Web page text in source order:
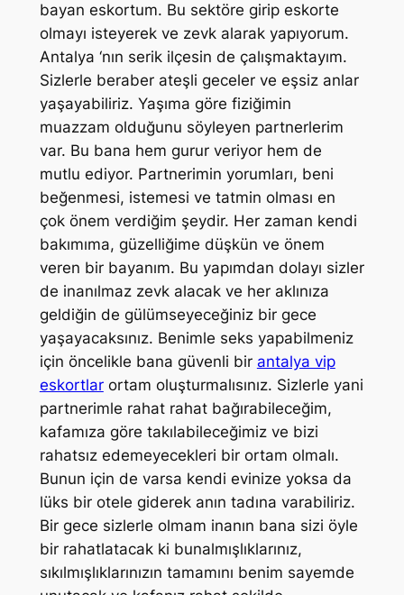
bayan eskortum. Bu sektöre girip eskorte
olmayı isteyerek ve zevk alarak yapıyorum.
Antalya ‘nın serik ilçesin de çalışmaktayım.
Sizlerle beraber ateşli geceler ve eşsiz anlar
yaşayabiliriz. Yaşıma göre fiziğimin
muazzam olduğunu söyleyen partnerlerim
var. Bu bana hem gurur veriyor hem de
mutlu ediyor. Partnerimin yorumları, beni
beğenmesi, istemesi ve tatmin olması en
çok önem verdiğim şeydir. Her zaman kendi
bakımıma, güzelliğime düşkün ve önem
veren bir bayanım. Bu yapımdan dolayı sizler
de inanılmaz zevk alacak ve her aklınıza
geldiğin de gülümseyeceğiniz bir gece
yaşayacaksınız. Benimle seks yapabilmeniz
için öncelikle bana güvenli bir antalya vip
eskortlarortam oluşturmalısınız. Sizlerle yani
partnerimle rahat rahat bağırabileceğim,
kafamıza göre takılabileceğimiz ve bizi
rahatsız edemeyecekleri bir ortam olmalı.
Bunun için de varsa kendi evinize yoksa da
lüks bir otele giderek anın tadına varabiliriz.
Bir gece sizlerle olmam inanın bana sizi öyle
bir rahatlatacak ki bunalmışlıklarınız,
sıkılmışlıklarınızın tamamını benim sayemde